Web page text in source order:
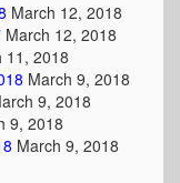
March 12, 2018
March 12, 2018
11, 2018
March 9, 2018
9, 2018
9, 2018
March 9, 2018